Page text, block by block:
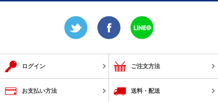
ログイン ご注文方法
お支払い方法 送料・配送